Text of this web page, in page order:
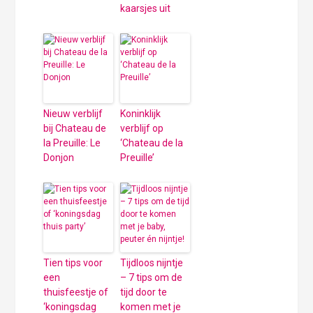
kaarsjes uit
Nieuw verblijf
bij Chateau de
la Preuille: Le
Donjon
Koninklijk
verblijf op
‘Chateau de la
Preuille’
Tien tips voor
een
thuisfeestje of
‘koningsdag
Tijdloos nijntje
– 7 tips om de
tijd door te
komen met je